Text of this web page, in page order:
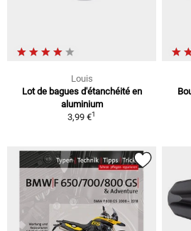
Louis
Lot de bagues d'étanchéité en
aluminium
3,99 €1